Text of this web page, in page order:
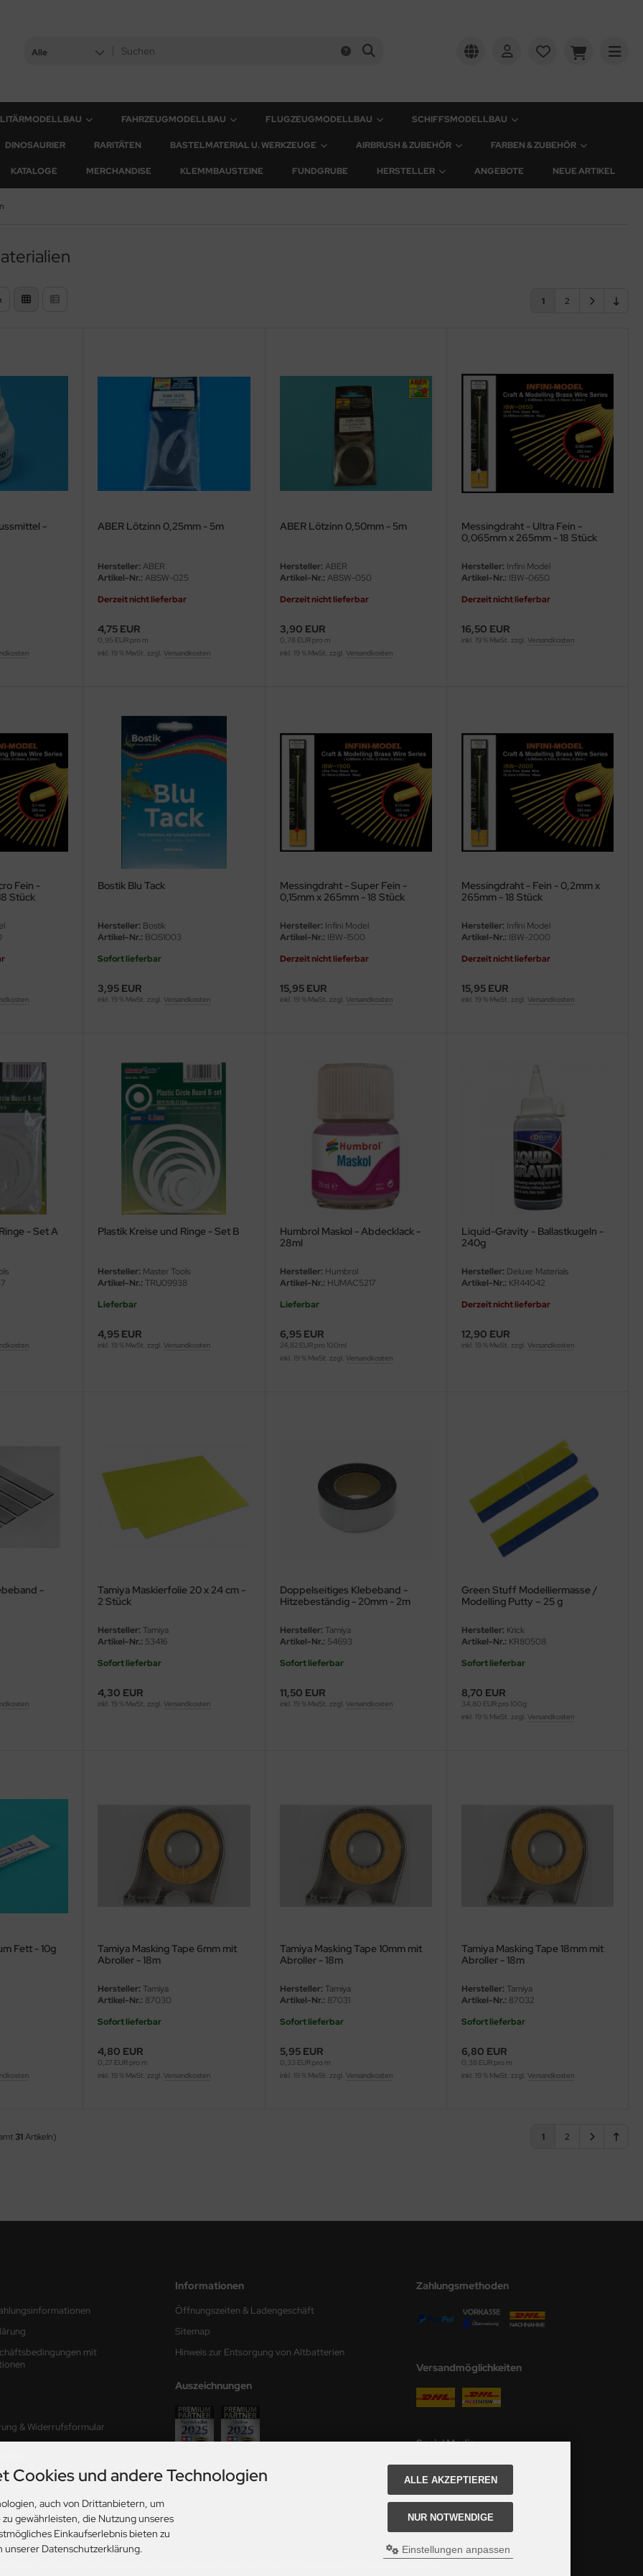
Alle
FAHRZEUGMODELLBAU FLUGZEUGMODELLBAU SCHIFFSMODELLBAU
DINOSAURIER RARITÄTEN BASTELMATERIAL U. WERKZEUGE AIRBRUSH & ZUBEHÖR FARBEN & ZUBEHÖR
KATALOGE MERCHANDISE KLEMMBAUSTEINE FUNDGRUBE HERSTELLER ANGEBOTE NEUE ARTIKEL
1 2
-
ABER Lötzinn 0,25mm - 5m
Hersteller: ABER
Artikel-Nr.: ABSW-025
Derzeit nicht lieferbar
4,75 EUR
0,95 EUR pro m
inkl. 19 % MwSt. zzgl.Versandkosten
ABER Lötzinn 0,50mm - 5m
Hersteller: ABER
Artikel-Nr.: ABSW-050
Derzeit nicht lieferbar
3,90 EUR
0,78 EUR pro m
inkl. 19 % MwSt. zzgl. Versandkosten
Messingdraht - Ultra Fein -
0,065mm x 265mm - 18 Stück
Hersteller: Infini Model
Artikel-Nr.: IBW-0650
Derzeit nicht lieferbar
16,50 EUR
inkl. 19 % MwSt. zzgl. Versandkosten
Fein -
Stück
Bostik Blu Tack
Hersteller: Bostik
Artikel-Nr.: BOS1003
Sofort lieferbar
3,95 EUR
inkl. 19 % MwSt. zzgl.Versandkosten
Messingdraht - Super Fein -
0,15mm x 265mm - 18 Stück
Hersteller: Infini Model
Artikel-Nr.: IBW-1500
Derzeit nicht lieferbar
15,95 EUR
inkl. 19 % MwSt. zzgl. Versandkosten
Messingdraht - Fein - 0,2mm x
265mm - 18 Stück
Hersteller: Infini Model
Artikel-Nr.: IBW-2000
Derzeit nicht lieferbar
15,95 EUR
inkl. 19 % MwSt. zzgl. Versandkosten
- Set A Plastik Kreise und Ringe - Set B
Hersteller: Master Tools
Artikel-Nr.: TRU09938
Lieferbar
4,95 EUR
inkl. 19 % MwSt. zzgl.Versandkosten
Humbrol Maskol - Abdecklack -
28ml
Hersteller: Humbrol
Artikel-Nr.: HUMAC5217
Lieferbar
6,95 EUR
24,82 EUR pro 100ml
inkl. 19 % MwSt. zzgl. Versandkosten
Liquid-Gravity - Ballastkugeln -
240g
Hersteller: Deluxe Materials
Artikel-Nr.: KR44042
Derzeit nicht lieferbar
12,90 EUR
inkl. 19 % MwSt. zzgl. Versandkosten
-
Tamiya Maskierfolie 20 x 24 cm -
2 Stück
Hersteller: Tamiya
Artikel-Nr.: 53416
Sofort lieferbar
4,30 EUR
inkl. 19 % MwSt. zzgl.Versandkosten
Doppelseitiges Klebeband -
Hitzebeständig - 20mm - 2m
Hersteller: Tamiya
Artikel-Nr.: 54693
Sofort lieferbar
11,50 EUR
inkl. 19 % MwSt. zzgl. Versandkosten
Green Stuff Modelliermasse /
Modelling Putty – 25 g
Hersteller: Krick
Artikel-Nr.: KR80508
Sofort lieferbar
8,70 EUR
34,80 EUR pro 100g
inkl. 19 % MwSt. zzgl. Versandkosten
Fett - 10g
Tamiya Masking Tape 6mm mit
Abroller - 18m
Hersteller: Tamiya
Artikel-Nr.: 87030
Sofort lieferbar
4,80 EUR
0,27 EUR pro m
inkl. 19 % MwSt. zzgl.Versandkosten
Tamiya Masking Tape 10mm mit
Abroller - 18m
Hersteller: Tamiya
Artikel-Nr.: 87031
Sofort lieferbar
5,95 EUR
0,33 EUR pro m
inkl. 19 % MwSt. zzgl. Versandkosten
Tamiya Masking Tape 18mm mit
Abroller - 18m
Hersteller: Tamiya
Artikel-Nr.: 87032
Sofort lieferbar
6,80 EUR
0,38 EUR pro m
inkl. 19 % MwSt. zzgl. Versandkosten
31Artikeln) 1 2
mit
& Widerrufsformular
Informationen
Öffnungszeiten & Ladengeschäft
Sitemap
Hinweis zur Entsorgung von Altbatterien
Auszeichnungen
Zahlungsmethoden
Versandmöglichkeiten
Social Media
Cookies und andere Technologien
auch von Drittanbietern, um
gewährleisten, die Nutzung unseres
Einkaufserlebnis bieten zu
unserer Datenschutzerklärung.
ALLE AKZEPTIEREN
NUR NOTWENDIGE
Einstellungen anpassen